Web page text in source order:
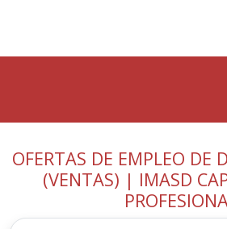
OFERTAS DE EMPLEO DE
(VENTAS) | IMASD